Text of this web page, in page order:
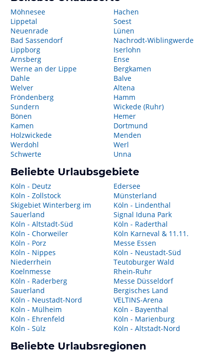
Möhnesee
Lippetal
Neuenrade
Bad Sassendorf
Lippborg
Arnsberg
Werne an der Lippe
Dahle
Welver
Fröndenberg
Sundern
Bönen
Kamen
Holzwickede
Werdohl
Schwerte
Hachen
Soest
Lünen
Nachrodt-Wiblingwerde
Iserlohn
Ense
Bergkamen
Balve
Altena
Hamm
Wickede (Ruhr)
Hemer
Dortmund
Menden
Werl
Unna
Beliebte Urlaubsgebiete
Köln - Deutz
Köln - Zollstock
Skigebiet Winterberg im
Sauerland
Köln - Altstadt-Süd
Köln - Chorweiler
Köln - Porz
Köln - Nippes
Niederrhein
Koelnmesse
Köln - Raderberg
Sauerland
Köln - Neustadt-Nord
Köln - Mülheim
Köln - Ehrenfeld
Köln - Sülz
Edersee
Münsterland
Köln - Lindenthal
Signal Iduna Park
Köln - Raderthal
Köln Karneval & 11.11.
Messe Essen
Köln - Neustadt-Süd
Teutoburger Wald
Rhein-Ruhr
Messe Düsseldorf
Bergisches Land
VELTINS-Arena
Köln - Bayenthal
Köln - Marienburg
Köln - Altstadt-Nord
Beliebte Urlaubsregionen